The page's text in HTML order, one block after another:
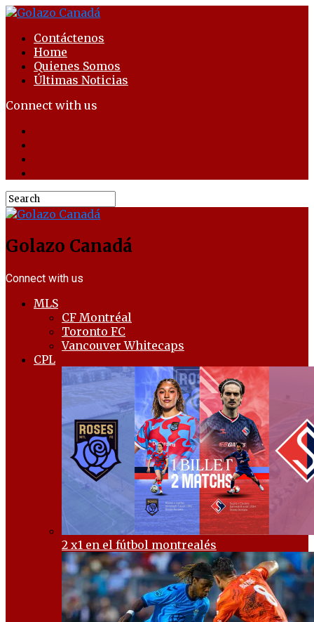
Contáctenos
Home
Quienes Somos
Últimas Noticias
Connect with us
Golazo Canadá
Connect with us
MLS
CF Montréal
Toronto FC
Vancouver Whitecaps
CPL
2 x1 en el fútbol montrealés